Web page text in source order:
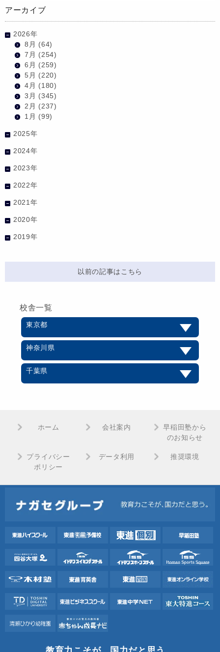
アーカイブ
2026年
8月 (64)
7月 (254)
6月 (259)
5月 (220)
4月 (180)
3月 (345)
2月 (237)
1月 (99)
2025年
2024年
2023年
2022年
2021年
2020年
2019年
以前の記事はこちら
校舎一覧
東京都
神奈川県
千葉県
ホーム 会社案内
早稲田塾から
のお知らせ
プライバシー
ポリシー
データ利用 推奨環境